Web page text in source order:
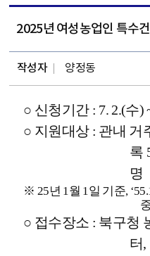
2025년 여성농업인 특수
작성자 양정동
○ 신청기간 : 7. 2.(수)
○ 지원대상 : 관내 거
록
명
※25년 1월 1일 기준,
○ 접수장소 : 북구청
터,